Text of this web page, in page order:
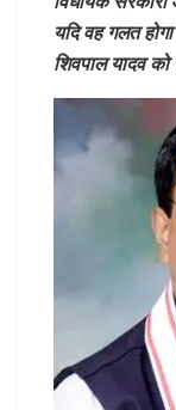
यदि वह गलत
शिवपाल यादव को